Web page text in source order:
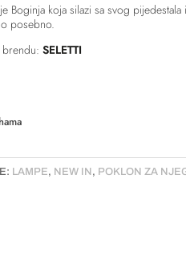
Boginja koja silazi sa svog
posebno.
brendu: SELETTI
LAMPE, NEW IN , POKLON ZA